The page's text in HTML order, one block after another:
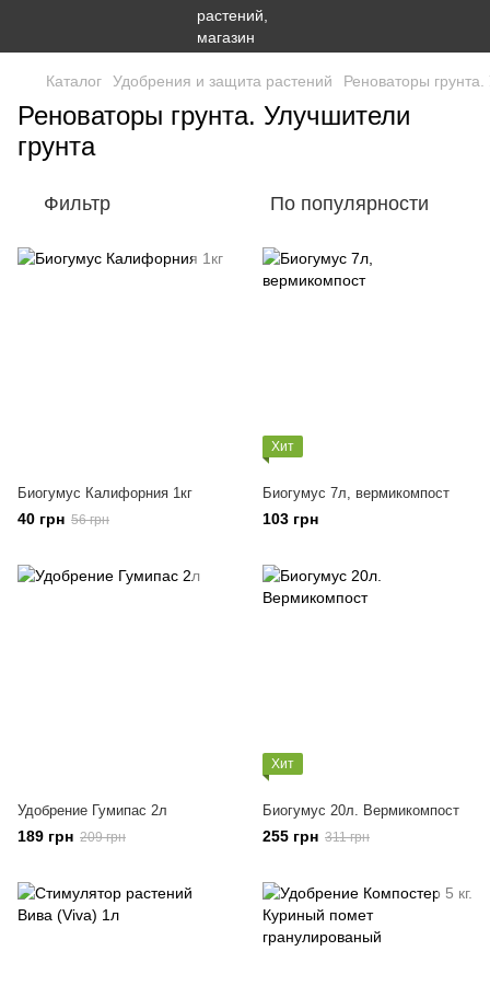
Каталог Удобрения и защита растений Реноваторы
Реноваторы грунта. Улучшители
грунта
Фильтр По популярности
Биогумус Калифорния 1кг
40 грн 56 грн
Хит
Биогумус 7л, вермикомпост
103 грн
Удобрение Гумипас 2л
189 грн 209 грн
Хит
Биогумус 20л. Вермикомпост
255 грн 311 грн